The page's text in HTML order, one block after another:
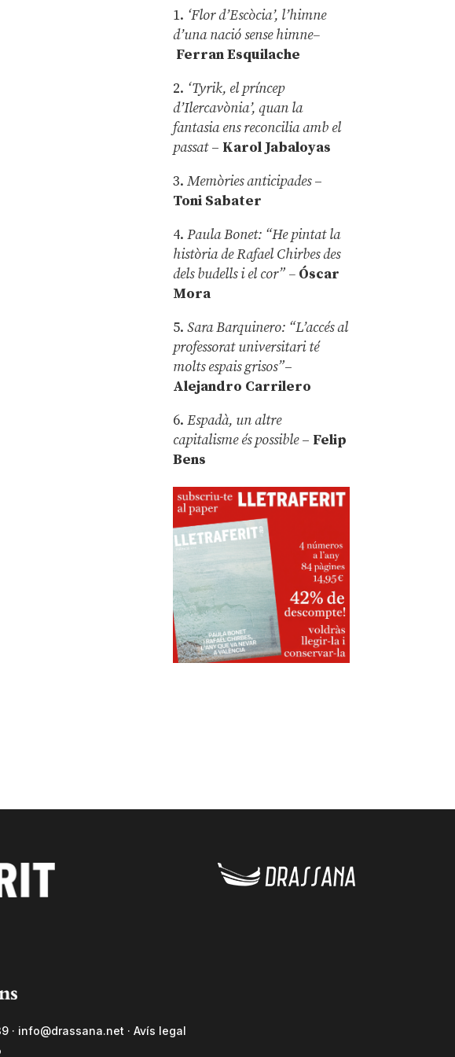
1. ‘Flor d’Escòcia’, l’himne
d’una nació sense himne–
Ferran Esquilache
2. ‘Tyrik, el príncep
d’Ilercavònia’, quan la
fantasia ens reconcilia amb el
passat– Karol Jabaloyas
3.Memòries anticipades–
Toni Sabater
4.Paula Bonet: “He pintat la
història de Rafael Chirbes des
dels budells i el cor” – Óscar
Mora
5.Sara Barquinero: “L’accés al
professorat universitari té
molts espais grisos”–
Alejandro Carrilero
6.Espadà, un altre
capitalisme és possible – Felip
Bens
· info@drassana.net · Avís legal